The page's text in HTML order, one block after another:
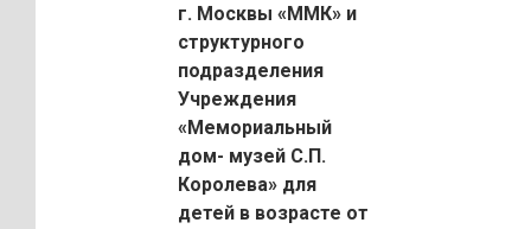
г. Москвы «ММК» и
структурного
подразделения
Учреждения
«Мемориальный
дом- музей С.П.
Королева» для
детей в возрасте от